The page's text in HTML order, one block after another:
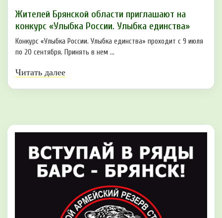
Жителей Брянской области приглашают на
конкурс «Улыбка России. Улыбка единства»
Конкурс «Улыбка России. Улыбка единства» проходит с 9 июля
по 20 сентября. Принять в нем ...
Читать далее